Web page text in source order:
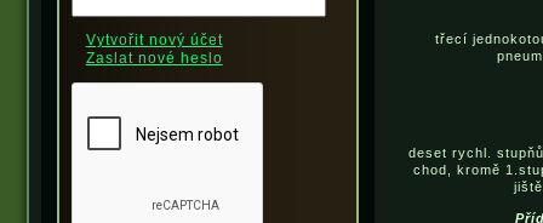
Vytvořit nový účet
Zaslat nové heslo
třecí
deset rychl.
chod, kromě